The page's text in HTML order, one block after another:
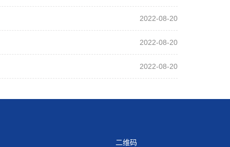
2022-08-20
2022-08-20
2022-08-20
二维码